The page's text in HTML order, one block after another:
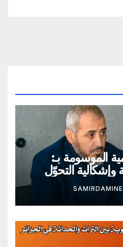
الموسومة بـ:
وإشكالية التحوّل
SAMIRDAMINE